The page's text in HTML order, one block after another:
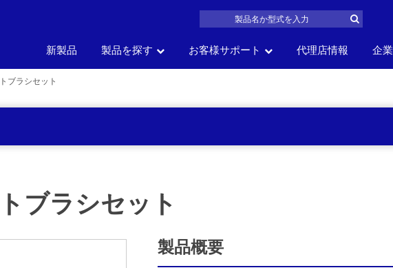
新製品 製品を探す
製品名 車の部位 車のサイズ 一覧から
パーツリス
お客様サポート 代理店情報 企
ブラシセット
ブラシセット
製品概要